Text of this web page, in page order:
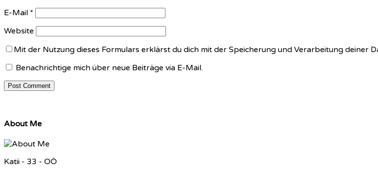
E-Mail *
Website
Mit der Nutzung dieses Formulars erklärst du dich mit der Speicherung und Verarbeitung deiner
Benachrichtige mich über neue Beiträge via E-Mail.
About Me
Katii - 33 - OÖ